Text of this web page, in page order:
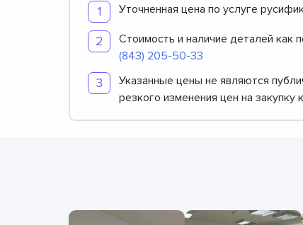
Уточненная цена по услуге
Стоимость и наличие деталей как
(843) 205-50-33
Указанные цены не являются
резкого изменения цен на